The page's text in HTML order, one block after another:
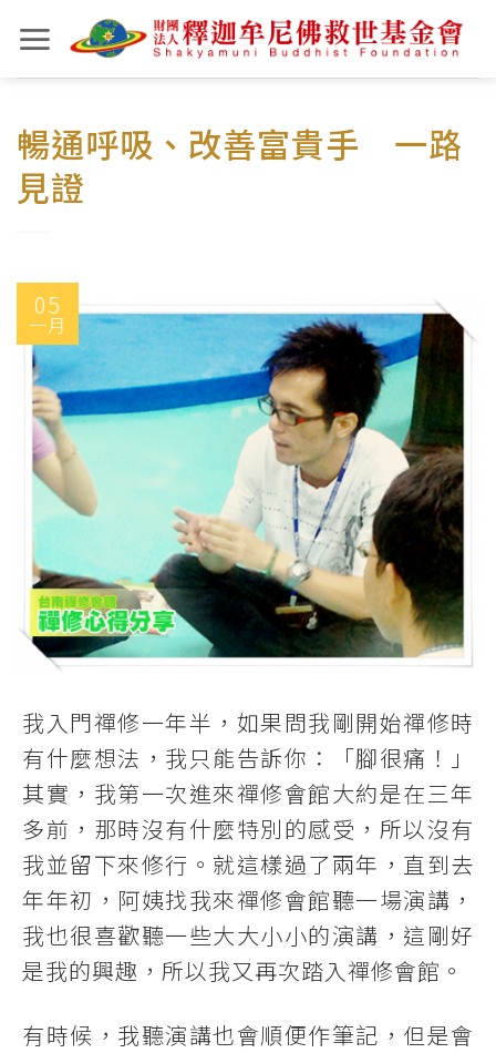
to
content
暢通呼吸、改善富貴手 一路
見證
05
一月
我入門禪修一年半，如果問我剛開始禪修時
有什麼想法，我只能告訴你：「腳很痛！」
其實，我第一次進來禪修會館大約是在三年
多前，那時沒有什麼特別的感受，所以沒有
我並留下來修行。就這樣過了兩年，直到去
年年初，阿姨找我來禪修會館聽一場演講，
我也很喜歡聽一些大大小小的演講，這剛好
是我的興趣，所以我又再次踏入禪修會館。
有時候，我聽演講也會順便作筆記，但是會